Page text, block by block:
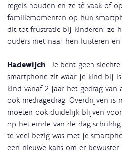
regels houden en ze té vaak of
familiemomenten op hun
dit tot frustratie bij kinderen: ze
ouders niet naar hen luisteren en
Hadewijch: “Je bent geen
smartphone zit waar je kind bij
kind vanaf 2 jaar het gedrag van
ook mediagedrag. Overdrijven is
moeten ook duidelijk blijven
op het einde van de dag
te veel bezig was met je
een nieuwe kans om er bewuster